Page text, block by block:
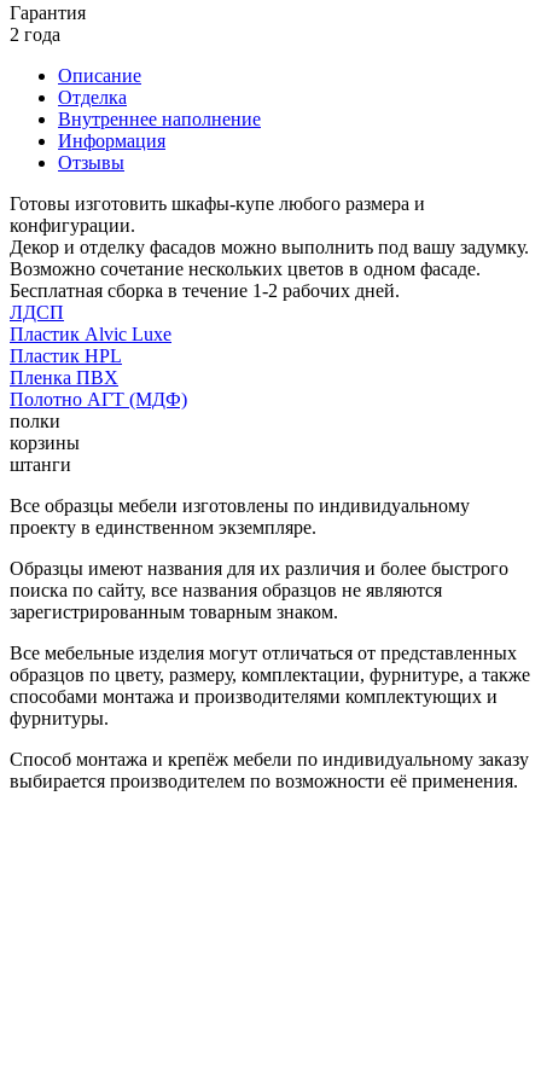
Гарантия
2 года
Описание
Отделка
Внутреннее наполнение
Информация
Отзывы
Готовы изготовить шкафы-купе любого размера и
конфигурации.
Декор и отделку фасадов можно выполнить под вашу задумку.
Возможно сочетание нескольких цветов в одном фасаде.
Бесплатная сборка в течение 1-2 рабочих дней.
ЛДСП
Пластик Alvic Luxe
Пластик HPL
Пленка ПВХ
Полотно АГТ (МДФ)
полки
корзины
штанги
Все образцы мебели изготовлены по индивидуальному
проекту в единственном экземпляре.
Образцы имеют названия для их различия и более быстрого
поиска по сайту, все названия образцов не являются
зарегистрированным товарным знаком.
Все мебельные изделия могут отличаться от представленных
образцов по цвету, размеру, комплектации, фурнитуре, а также
способами монтажа и производителями комплектующих и
фурнитуры.
Способ монтажа и крепёж мебели по индивидуальному заказу
выбирается производителем по возможности её применения.